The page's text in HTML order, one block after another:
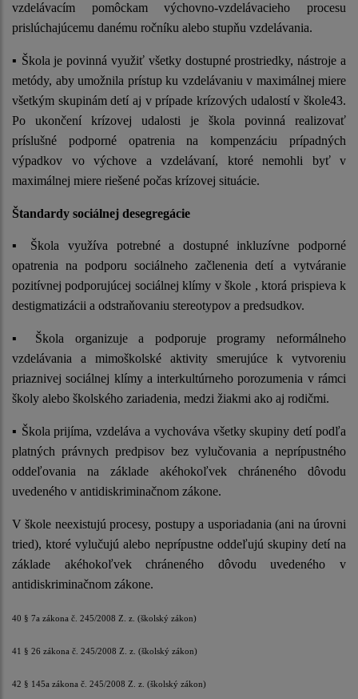
vzdelávacím pomôckam výchovno-vzdelávacieho procesu
prislúchajúcemu danému ročníku alebo stupňu vzdelávania.
▪ Škola je povinná využiť všetky dostupné prostriedky, nástroje a
metódy, aby umožnila prístup ku vzdelávaniu v maximálnej miere
všetkým skupinám detí aj v prípade krízových udalostí v škole43.
Po ukončení krízovej udalosti je škola povinná realizovať
príslušné podporné opatrenia na kompenzáciu prípadných
výpadkov vo výchove a vzdelávaní, ktoré nemohli byť v
maximálnej miere riešené počas krízovej situácie.
Štandardy sociálnej desegregácie
▪ Škola využíva potrebné a dostupné inkluzívne podporné
opatrenia na podporu sociálneho začlenenia detí a vytváranie
pozitívnej podporujúcej sociálnej klímy v škole , ktorá prispieva k
destigmatizácii a odstraňovaniu stereotypov a predsudkov.
▪ Škola organizuje a podporuje programy neformálneho
vzdelávania a mimoškolské aktivity smerujúce k vytvoreniu
priaznivej sociálnej klímy a interkultúrneho porozumenia v rámci
školy alebo školského zariadenia, medzi žiakmi ako aj rodičmi.
▪ Škola prijíma, vzdeláva a vychováva všetky skupiny detí podľa
platných právnych predpisov bez vylučovania a neprípustného
oddeľovania na základe akéhokoľvek chráneného dôvodu
uvedeného v antidiskriminačnom zákone.
V škole neexistujú procesy, postupy a usporiadania (ani na úrovni
tried), ktoré vylučujú alebo neprípustne oddeľujú skupiny detí na
základe akéhokoľvek chráneného dôvodu uvedeného v
antidiskriminačnom zákone.
40 § 7a zákona č. 245/2008 Z. z. (školský zákon)
41 § 26 zákona č. 245/2008 Z. z. (školský zákon)
42 § 145a zákona č. 245/2008 Z. z. (školský zákon)